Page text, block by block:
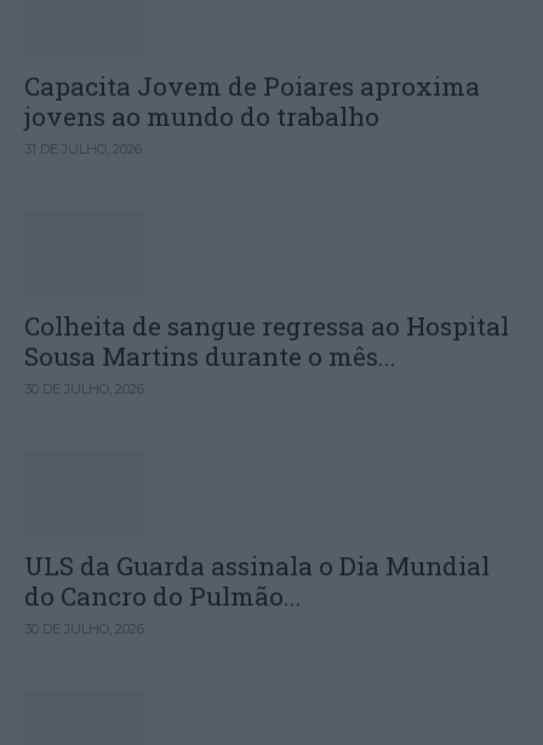
Capacita Jovem de Poiares aproxima
jovens ao mundo do trabalho
31 DE JULHO, 2026
Colheita de sangue regressa ao Hospital
Sousa Martins durante o mês...
30 DE JULHO, 2026
ULS da Guarda assinala o Dia Mundial
do Cancro do Pulmão...
30 DE JULHO, 2026